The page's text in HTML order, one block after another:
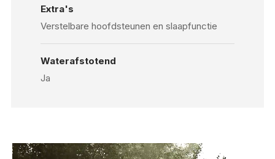
Extra's
Verstelbare hoofdsteunen en slaapfunctie
Waterafstotend
Ja